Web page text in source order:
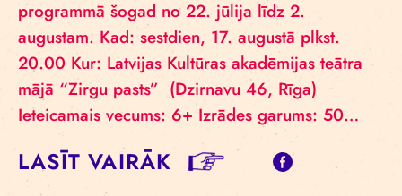
programmā šogad no 22. jūlija līdz 2.
augustam. Kad: sestdien, 17. augustā plkst.
20.00 Kur: Latvijas Kultūras akadēmijas teātra
mājā “Zirgu pasts” (Dzirnavu 46, Rīga)
Ieteicamais vecums: 6+ Izrādes garums: 50…
LASĪT VAIRĀK